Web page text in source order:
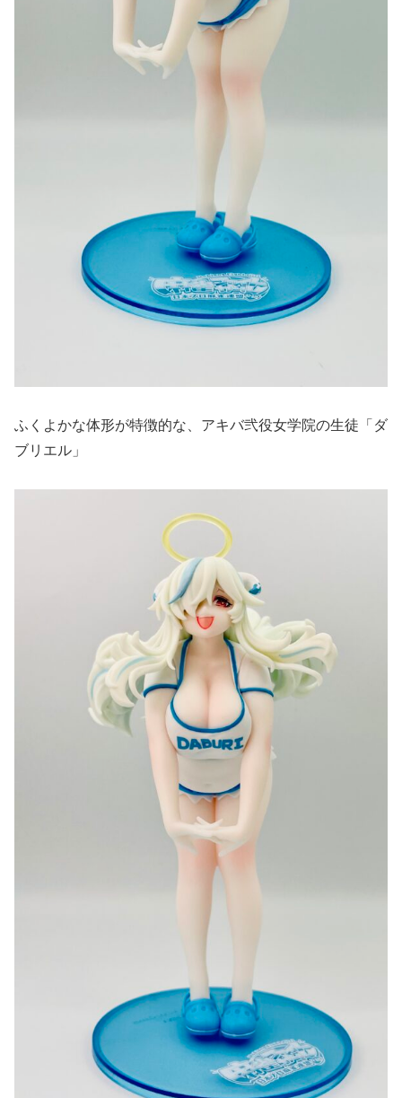
ふくよかな体形が特徴的な、アキバ弐役女学院の生徒「ダ
ブリエル」